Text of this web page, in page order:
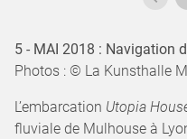
5 - MAI 2018 : Navigation
Photos : © La Kunsthalle
L’embarcation Utopia
fluviale de Mulhouse à